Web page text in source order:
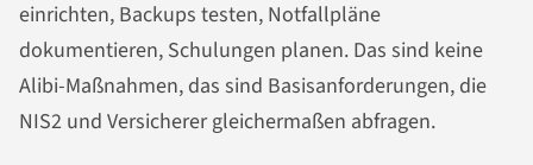
einrichten, Backups testen, Notfallpläne
dokumentieren, Schulungen planen. Das sind keine
Alibi-Maßnahmen, das sind Basisanforderungen, die
NIS2 und Versicherer gleichermaßen abfragen.